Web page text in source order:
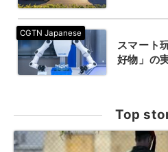
スマート
好物」の
Top